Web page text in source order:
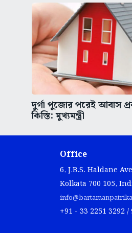
দুর্গা পুজোর পরেই আবাস
কিস্তি: মুখ্যমন্ত্রী
Office
6, J.B.S. Haldane
Kolkata 700 105,
+91 - 33 2251 3292 /